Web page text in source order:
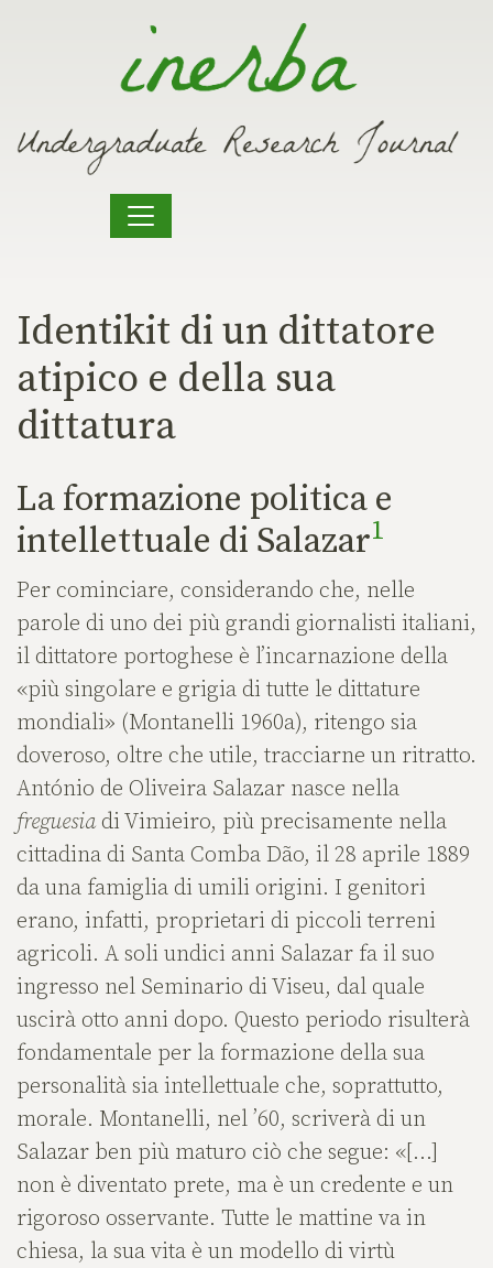
Identikit di un dittatore
atipico e della sua
dittatura
La formazione politica e
intellettuale di Salazar1
Per cominciare, considerando che, nelle
parole di uno dei più grandi giornalisti italiani,
il dittatore portoghese è l’incarnazione della
«più singolare e grigia di tutte le dittature
mondiali» (Montanelli 1960a), ritengo sia
doveroso, oltre che utile, tracciarne un ritratto.
António de Oliveira Salazar nasce nella
freguesiadi Vimieiro, più precisamente nella
cittadina di Santa Comba Dão, il 28 aprile 1889
da una famiglia di umili origini. I genitori
erano, infatti, proprietari di piccoli terreni
agricoli. A soli undici anni Salazar fa il suo
ingresso nel Seminario di Viseu, dal quale
uscirà otto anni dopo. Questo periodo risulterà
fondamentale per la formazione della sua
personalità sia intellettuale che, soprattutto,
morale. Montanelli, nel ’60, scriverà di un
Salazar ben più maturo ciò che segue: «[…]
non è diventato prete, ma è un credente e un
rigoroso osservante. Tutte le mattine va in
chiesa, la sua vita è un modello di virtù